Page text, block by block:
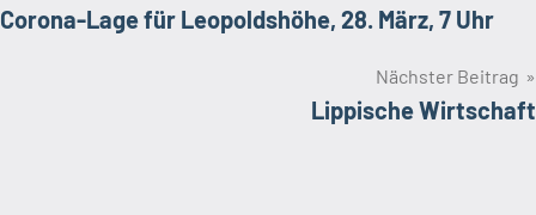
Corona-Lage für Leopoldshöhe, 28. März, 7 Uhr
Nächster Beitrag
Lippische Wirtschaft